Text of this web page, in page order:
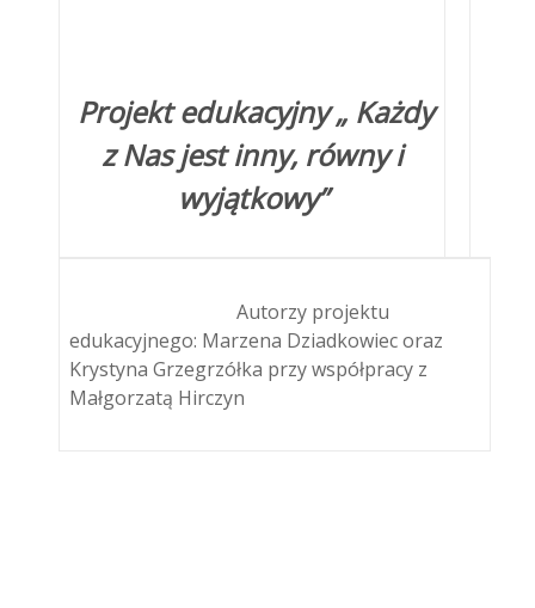
Projekt edukacyjny „ Każdy
z Nas jest inny, równy i
wyjątkowy”
Autorzy projektu
edukacyjnego: Marzena Dziadkowiec oraz
Krystyna Grzegrzółka przy współpracy z
Małgorzatą Hirczyn